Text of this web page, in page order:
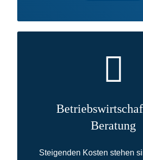
Beratung
Steigenden Kosten stehen